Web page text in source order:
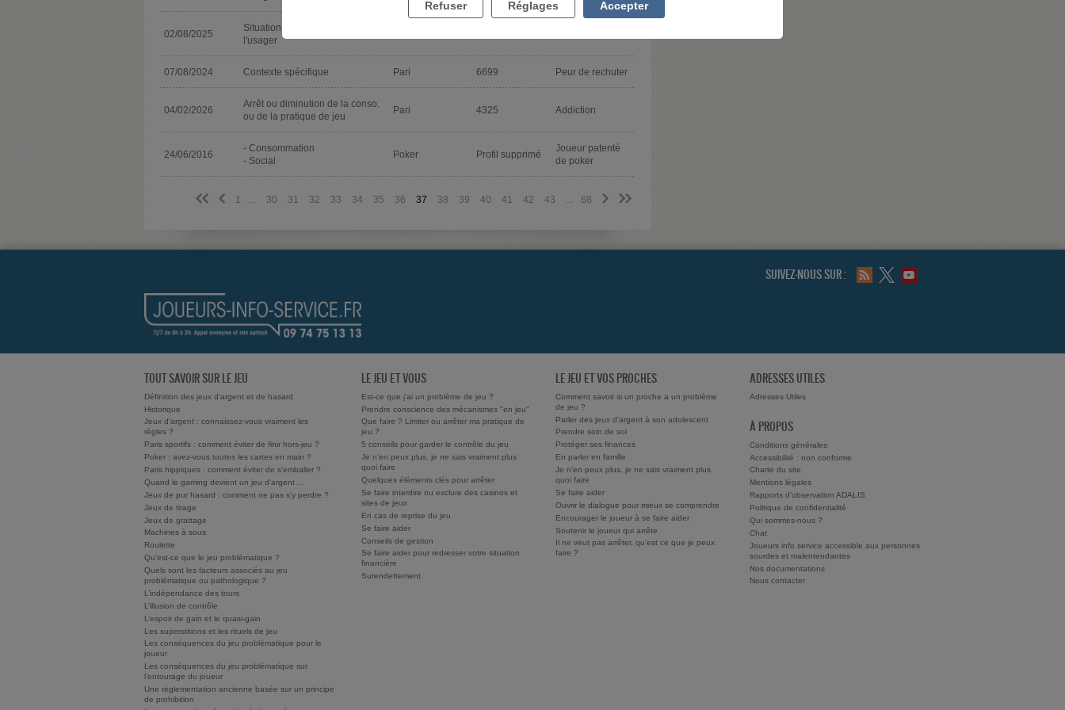
02/08/2025
Situation sociale ou scolaire de
l'usager
07/08/2024 Contexte spécifique Pari 6699 Peur de rechuter
04/02/2026
Arrêt ou diminution de la conso.
ou de la pratique de jeu
Pari 4325 Addiction
24/06/2016
- Consommation
- Social
Poker Profil supprimé
Joueur patenté
de poker
<< < 1 ... 30 31 32 33 34 35 36 37 38 39 40 41 42 43 ... 68 > >>
SUIVEZ-NOUS SUR :
TOUT SAVOIR SUR LE JEU
Définition des jeux d’argent et de hasard
Historique
Jeux d'argent : connaissez-vous vraiment les
règles ?
Paris sportifs : comment éviter de finir hors-jeu ?
Poker : avez-vous toutes les cartes en main ?
Paris hippiques : comment éviter de s'emballer ?
Quand le gaming devient un jeu d'argent ...
Jeux de pur hasard : comment ne pas s'y perdre ?
Jeux de tirage
Jeux de grattage
Machines à sous
Roulette
Qu’est-ce que le jeu problématique ?
Quels sont les facteurs associés au jeu
problématique ou pathologique ?
L’indépendance des tours
L’illusion de contrôle
L’espoir de gain et le quasi-gain
Les superstitions et les rituels de jeu
Les conséquences du jeu problématique pour le
joueur
Les conséquences du jeu problématique sur
l’entourage du joueur
Une réglementation ancienne basée sur un principe
de prohibition
LE JEU ET VOUS
Est-ce que j'ai un problème de jeu ?
Prendre conscience des mécanismes "en jeu"
Que faire ? Limiter ou arrêter ma pratique de
jeu ?
5 conseils pour garder le contrôle du jeu
Je n’en peux plus, je ne sais vraiment plus
quoi faire
Quelques éléments clés pour arrêter
Se faire interdire ou exclure des casinos et
sites de jeux
En cas de reprise du jeu
Se faire aider
Conseils de gestion
Se faire aider pour redresser votre situation
financière
Surendettement
LE JEU ET VOS PROCHES
Comment savoir si un proche a un problème
de jeu ?
Parler des jeux d'argent à son adolescent
Prendre soin de soi
Protéger ses finances
En parler en famille
Je n’en peux plus, je ne sais vraiment plus
quoi faire
Se faire aider
Ouvrir le dialogue pour mieux se comprendre
Encourager le joueur à se faire aider
Soutenir le joueur qui arrête
Il ne veut pas arrêter, qu’est ce que je peux
faire ?
ADRESSES UTILES
Adresses Utiles
À PROPOS
Conditions générales
Accessibilité : non conforme
Charte du site
Mentions légales
Rapports d'observation ADALIS
Politique de confidentialité
Qui sommes-nous ?
Chat
Joueurs info service accessible aux personnes
sourdes et malentendantes
Nos documentations
Nous contacter
Refuser Réglages Accepter